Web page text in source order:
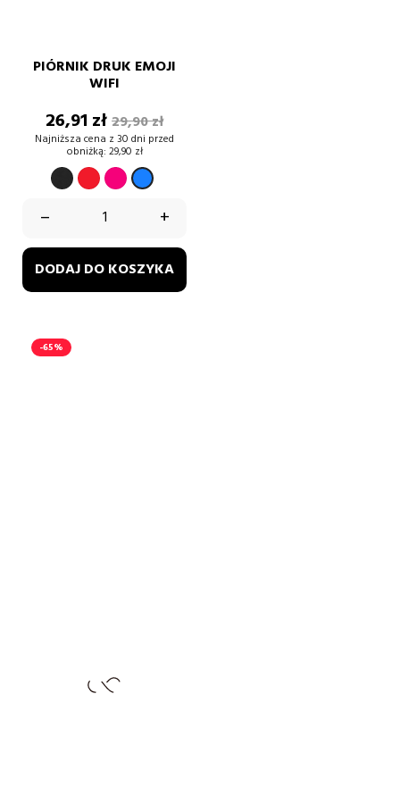
PIÓRNIK DRUK EMOJI
WIFI
Cena
26,91 złCena
podstawowa
29,90 zł
Najniższa cena z 30 dni przed
obniżką: 29,90 zł
CZARNYCZERWONY
fuksjaNiebieski
– +
DODAJ DO KOSZYKA
-65%